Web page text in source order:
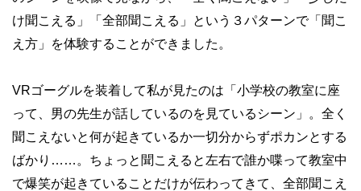
け聞こえる」「全部聞こえる」という３パターンで「聞こ
え方」を体験することができました。
VRゴーグルを装着して私が見たのは「小学校の教室に座
って、男の先生が話しているのを見ているシーン」。全く
聞こえないと何が起きているか一切分からずポカンとする
ばかり……。ちょっと聞こえると左右で誰か喋って教室中
で爆笑が起きていることだけが伝わってきて、全部聞こえ